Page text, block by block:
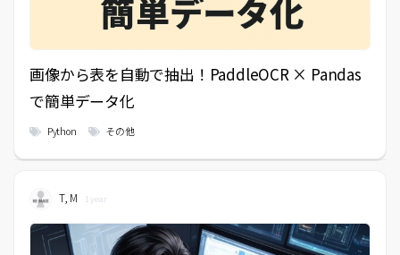
画像から表を自動で抽出！PaddleOCR × Pandas
で簡単データ化
Python その他
T, M 1 year